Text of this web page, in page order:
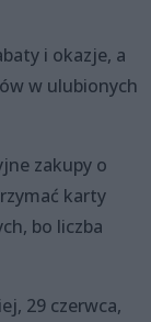
i okazje, a
w ulubionych
zakupy o
karty
bo liczba
29 czerwca,